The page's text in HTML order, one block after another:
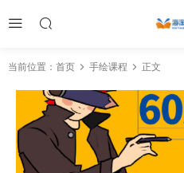
当前位置： 首页 手绘课程 正文